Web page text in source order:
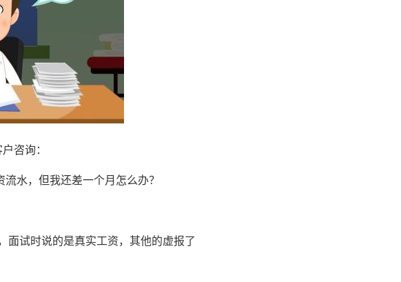
咨询：
水，但我还差一个月怎么办？
面试时说的是真实工资，其他的虚报了